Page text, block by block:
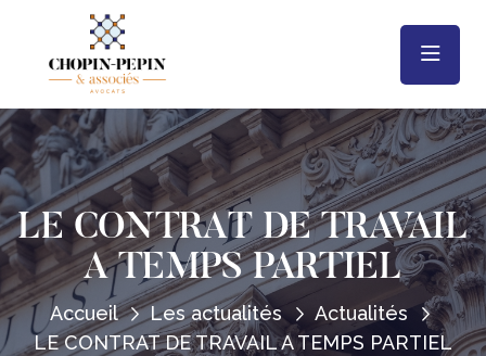
LE CONTRAT DE TRAVAIL
A TEMPS PARTIEL
Accueil Les actualités
Actualités
LE CONTRAT DE TRAVAIL A TEMPS PARTIEL